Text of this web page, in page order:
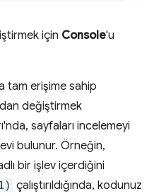
için Console'u
tam erişime sahip
değiştirmek
sayfaları incelemeyi
bulunur. Örneğin,
bir işlev içerdiğini
çalıştırıldığında, kodunuz